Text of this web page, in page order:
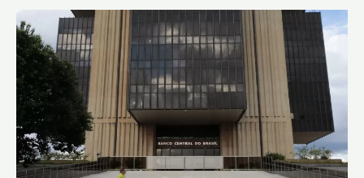
Focus:
mercado
eleva
para
2,18%
projeção
do
crescimento
da
economia